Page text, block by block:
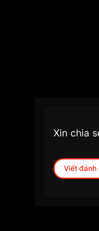
Xin chia
Viết đánh